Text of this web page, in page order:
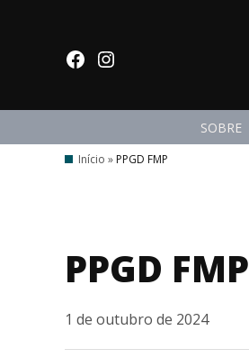
facebookInstagram
SOBRE
Início » PPGD FMP
PPGD FMP
1 de outubro de 2024